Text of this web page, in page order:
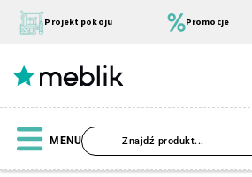
treści
Projekt pokoju Promocje
MENU